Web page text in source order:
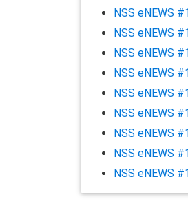
NSS eNEWS
NSS eNEWS
NSS eNEWS
NSS eNEWS
NSS eNEWS
NSS eNEWS
NSS eNEWS
NSS eNEWS
NSS eNEWS